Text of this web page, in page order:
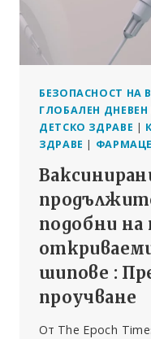
БЕЗОПАСНОСТ НА
ГЛОБАЛЕН ДНЕВЕН
ДЕТСКО ЗДРАВЕ |
ЗДРАВЕ |
подобни на
шипове :
проучване
От The Epoch